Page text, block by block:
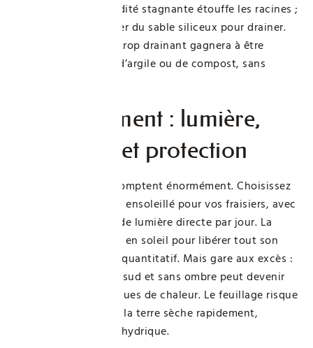
vérifiée. Trop d’humidité stagnante étouffe les racines ;
il faut alors incorporer du sable siliceux pour drainer.
Au contraire, un sol trop drainant gagnera à être
enrichi avec un peu d’argile ou de compost, sans
L’emplacement : lumière,
exposition et protection
Lumière et chaleur comptent énormément. Choisissez
un emplacement très ensoleillé pour vos fraisiers, avec
au moins six heures de lumière directe par jour. La
fraise est gourmande en soleil pour libérer tout son
potentiel gustatif et quantitatif. Mais gare aux excès :
une exposition plein sud et sans ombre peut devenir
un piège lors des vagues de chaleur. Le feuillage risque
un coup de chaud et la terre sèche rapidement,
accentuant le stress hydrique.